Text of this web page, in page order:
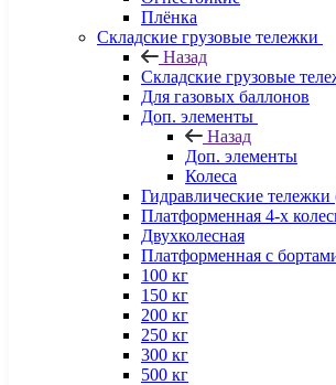
Плёнка
Складские грузовые тележки
Назад
Складские грузовые
Для газовых баллонов
Доп. элементы
Назад
Доп. элементы
Колеса
Гидравлические тележки
Платформенная 4-х
Двухколесная
Платформенная с
100 кг
150 кг
200 кг
250 кг
300 кг
500 кг